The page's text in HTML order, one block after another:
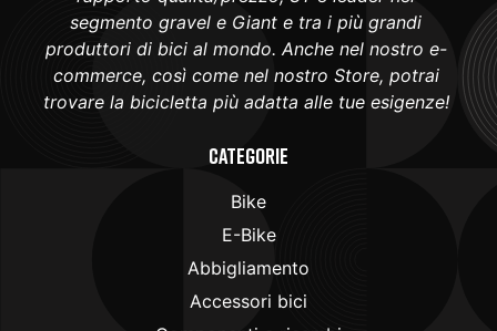
segmento gravel e Giant e tra i più grandi
produttori di bici al mondo. Anche nel nostro e-
commerce, così come nel nostro Store, potrai
trovare la bicicletta più adatta alle tue esigenze!
Categorie
Bike
E-Bike
Abbigliamento
Accessori bici